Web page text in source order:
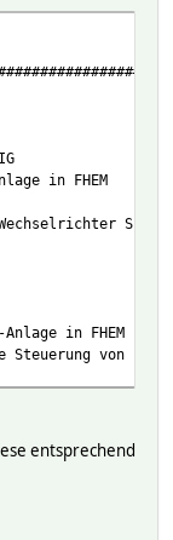
in FHEM
in FHEM
von
TCP
entsprechend